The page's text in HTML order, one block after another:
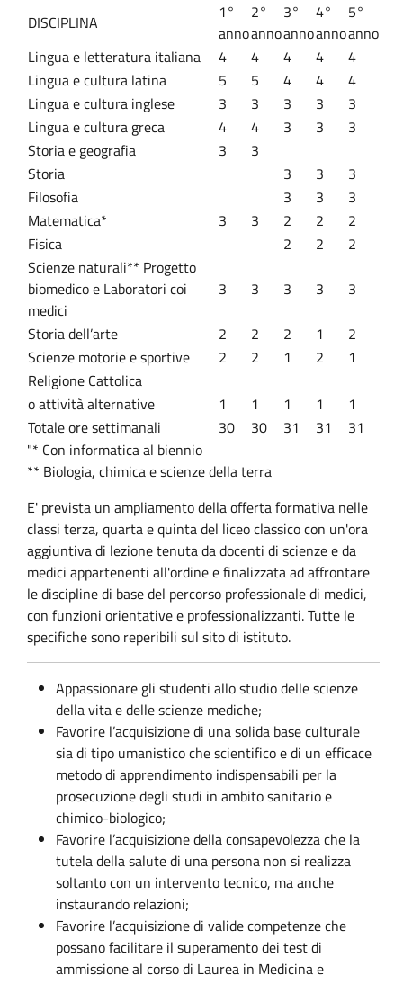
DISCIPLINA
1°
anno
2°
anno
3°
anno
4°
anno
5°
anno
Lingua e letteratura italiana
4 4 4 4
4
Lingua e cultura latina
5 5 4 4
4
Lingua e cultura inglese
3 3 3 3
3
Lingua e cultura greca
4 4 3 3
3
Storia e geografia
3
3
Storia
3 3
3
Filosofia
3 3
3
Matematica*
3 3 2 2
2
Fisica
2 2
2
Scienze naturali** Progetto
biomedico e Laboratori coi
medici
3 3 3 3 3
Storia dell’arte 2 2 2 1
2
Scienze motorie e sportive
2 2 1 2
1
Religione Cattolica
o attività alternative
1 1 1 1
1
Totale ore settimanali
30 30 31 31
31
"* Con informatica al biennio
** Biologia, chimica e scienze della terra
E' prevista un ampliamento della offerta formativa nelle
classi terza, quarta e quinta del liceo classico con un'ora
aggiuntiva di lezione tenuta da docenti di scienze e da
medici appartenenti all'ordine e finalizzata ad affrontare
le discipline di base del percorso professionale di medici,
con funzioni orientative e professionalizzanti. Tutte le
specifiche sono reperibili sul sito di istituto.
Appassionare gli studenti allo studio delle scienze
della vita e delle scienze mediche;
Favorire l’acquisizione di una solida base culturale
sia di tipo umanistico che scientifico e di un efficace
metodo di apprendimento indispensabili per la
prosecuzione degli studi in ambito sanitario e
chimico-biologico;
Favorire l’acquisizione della consapevolezza che la
tutela della salute di una persona non si realizza
soltanto con un intervento tecnico, ma anche
instaurando relazioni;
Favorire l’acquisizione di valide competenze che
possano facilitare il superamento dei test di
ammissione al corso di Laurea in Medicina e